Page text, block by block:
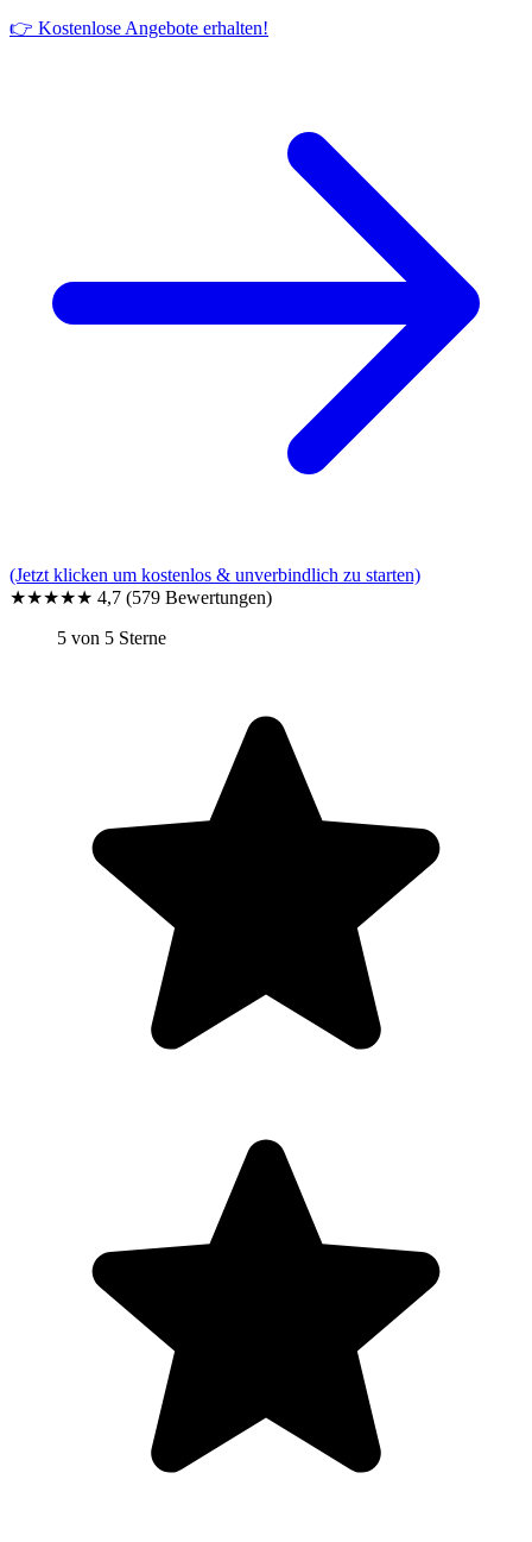
👉 Kostenlose Angebote erhalten!
(Jetzt klicken um kostenlos & unverbindlich zu starten)
★★★★★ 4,7 (579 Bewertungen)
5 von 5 Sterne